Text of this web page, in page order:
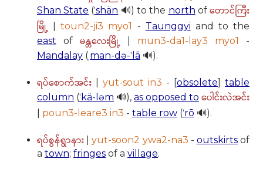
Shan State (ˈshän 🔊) to the north ofတောင်ကြီး
မြို့ |toun2-ji3 myo1 - Taunggyi and to the
east of မန္တလေးမြို့ mun3-da1-lay3 myo1
-
Mandalay ( ˌman-də-ˈlā 🔊).
ရပ်စောက်အင်း yut-sout in3 - [obsolete] table
column (ˈkä-ləm 🔊), as opposed to ပေါင်းလဲအင်း
poun3-leare3 in3 - table row (ˈrō 🔊).
ရပ်စွန်ရွာနား |yut-soon2 ywa2-na3 - outskirtsof
a town; fringes of a village.